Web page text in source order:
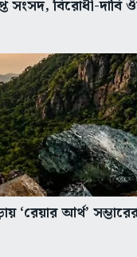
সংসদ, বিরোধী-
‘রেয়ার আর্থ’